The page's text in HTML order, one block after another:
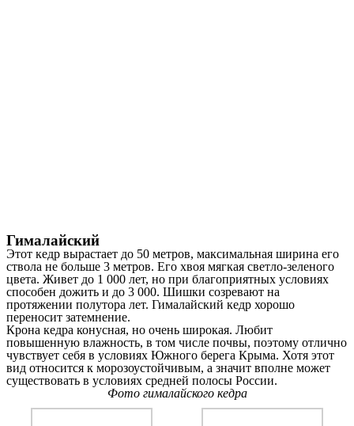
Гималайский
Этот кедр вырастает до 50 метров, максимальная ширина его
ствола не больше 3 метров. Его хвоя мягкая светло-зеленого
цвета. Живет до 1 000 лет, но при благоприятных условиях
способен дожить и до 3 000. Шишки созревают на
протяжении полутора лет. Гималайский кедр хорошо
переносит затемнение.
Крона кедра конусная, но очень широкая. Любит
повышенную влажность, в том числе почвы, поэтому отлично
чувствует себя в условиях Южного берега Крыма. Хотя этот
вид относится к морозоустойчивым, а значит вполне может
существовать в условиях средней полосы России.
Фото гималайского кедра